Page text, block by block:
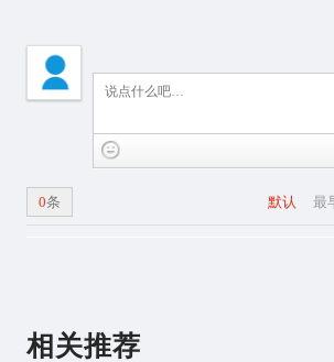
默认 最
0条
相关推荐